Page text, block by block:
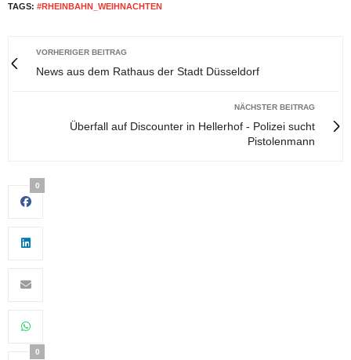
TAGS: #RHEINBAHN_WEIHNACHTEN
VORHERIGER BEITRAG
News aus dem Rathaus der Stadt Düsseldorf
NÄCHSTER BEITRAG
Überfall auf Discounter in Hellerhof - Polizei sucht
Pistolenmann
0
0